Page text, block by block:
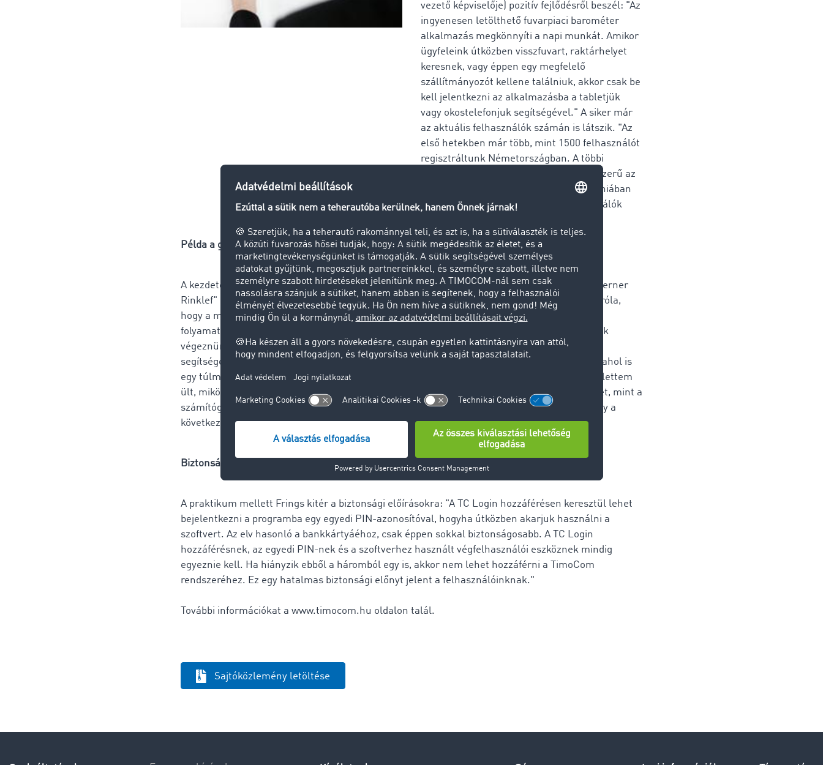
vezető képviselője) pozitív fejlődésről beszél: "Az
ingyenesen letölthető fuvarpiaci barométer
alkalmazás megkönnyíti a napi munkát. Amikor
ügyfeleink útközben visszfuvart, raktárhelyet
keresnek, vagy éppen egy megfelelő
szállítmányozót kellene találniuk, akkor csak be
kell jelentkezni az alkalmazásba a tabletjük
vagy okostelefonjuk segítségével." A siker már
az aktuális felhasználók számán is látszik. "Az
első hetekben már több, mint 1500 felhasználót
regisztráltunk Németországban. A többi
TimoCom-országban is hasonlóan népszerű az
alkalmazás. Magyarországon és Szlovéniában
viszont kiemelkedően magas a felhasználók
Példa a gyakorlatból
A kezdetektől használta már az alkalmazást a két főből álló, wilnsdorfi "Spezialtransporte Werner
Rinklef" kisvállalkozás, akik már 28 éve vannak a piacon. Werner Rinklef megbizonyosodott róla,
hogy a mobil hozzáférés nagy előnyt jelent a kisebb cégeknek is: "Mivel a feleségem és én is
folyamatosan úton vagyunk a kamionokkal, így a munkánkat az irodán kívül is el kell tudnunk
végeznünk. Például az alkalmazásnak köszönhetően könnyen találunk fuvart a táblagép
segítségével. Nemrég történt, hogy éppen az autópályán voltunk és egy fuvart vállaltunk el, ahol is
egy túlméretes és üres silót kellett elszállítani. A munkát a feleségem találta, aki éppen mellettem
ült, miközben vezettem. Örülök neki, hogy a tableten pont úgy tudom használni a fuvarbörzét, mint a
számítógépen. Így most akár főzés vagy tévénézés közben megvan a lehetőségünk arra, hogy a
következő napi ajánlatokat áttekintsük."
Biztonságosabb, mint egy bankkártya
A praktikum mellett Frings kitér a biztonsági előírásokra: "A TC Login hozzáférésen keresztül lehet
bejelentkezni a programba egy egyedi PIN-azonosítóval, hogyha útközben akarjuk használni a
szoftvert. Az elv hasonló a bankkártyáéhoz, csak éppen sokkal biztonságosabb. A TC Login
hozzáférésnek, az egyedi PIN-nek és a szoftverhez használt végfelhasználói eszköznek mindig
egyeznie kell. Ha hiányzik ebből a háromból egy is, akkor nem lehet hozzáférni a TimoCom
rendszeréhez. Ez egy hatalmas biztonsági előnyt jelent a felhasználóinknak."
További információkat a www.timocom.hu oldalon talál.
Sajtóközlemény letöltése